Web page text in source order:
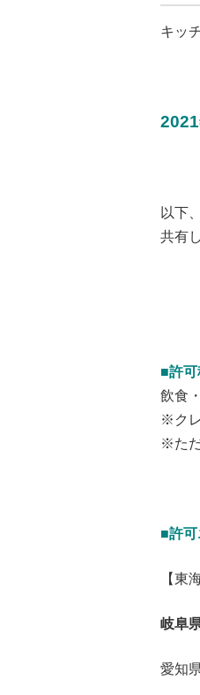
キッ
以下
共有
■許
飲食
※ク
※た
■許
【東
岐阜
愛知